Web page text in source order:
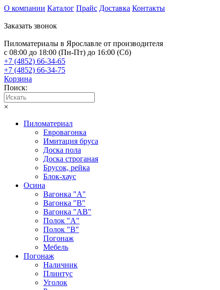
О компании Каталог Прайс Доставка Контакты
Заказать звонок
Пиломатериалы в Ярославле от производителя
с 08:00 до 18:00 (Пн-Пт) до 16:00 (Сб)
+7 (4852) 66-34-65
+7 (4852) 66-34-75
Корзина
Поиск:
×
Пиломатериал
Евровагонка
Имитация бруса
Доска пола
Доска строганая
Брусок, рейка
Блок-хаус
Осина
Вагонка "А"
Вагонка "B"
Вагонка "АB"
Полок "А"
Полок "B"
Погонаж
Мебель
Погонаж
Наличник
Плинтус
Уголок